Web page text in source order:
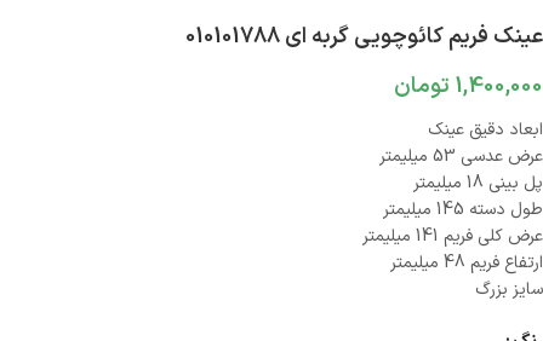
عینک فریم کائوچویی گربه ای 010101788
1,400,000 تومان
ابعاد دقیق عینک
عرض عدسی 53 میلیمتر
پل بینی 18 میلیمتر
طول دسته 145 میلیمتر
عرض کلی فریم 141 میلیمتر
ارتفاع فریم 48 میلیمتر
سایز بزرگ